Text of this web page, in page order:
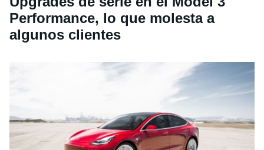
Performance, lo que molesta a
algunos clientes